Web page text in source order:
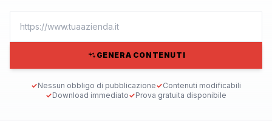
GENERA CONTENUTI
✓Nessun obbligo di pubblicazione✓Contenuti modificabili
✓Download immediato✓Prova gratuita disponibile